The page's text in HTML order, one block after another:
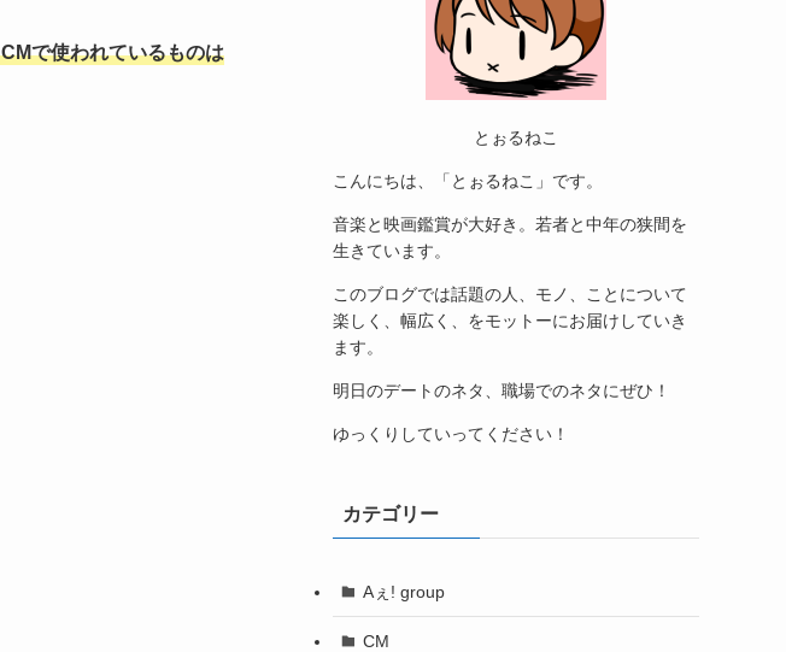
CMで使われているものは
とぉるねこ
こんにちは、「とぉるねこ」です。
音楽と映画鑑賞が大好き。若者と中年の狭間を
生きています。
このブログでは話題の人、モノ、ことについて
楽しく、幅広く、をモットーにお届けしていき
ます。
明日のデートのネタ、職場でのネタにぜひ！
ゆっくりしていってください！
カテゴリー
Aぇ! group
CM